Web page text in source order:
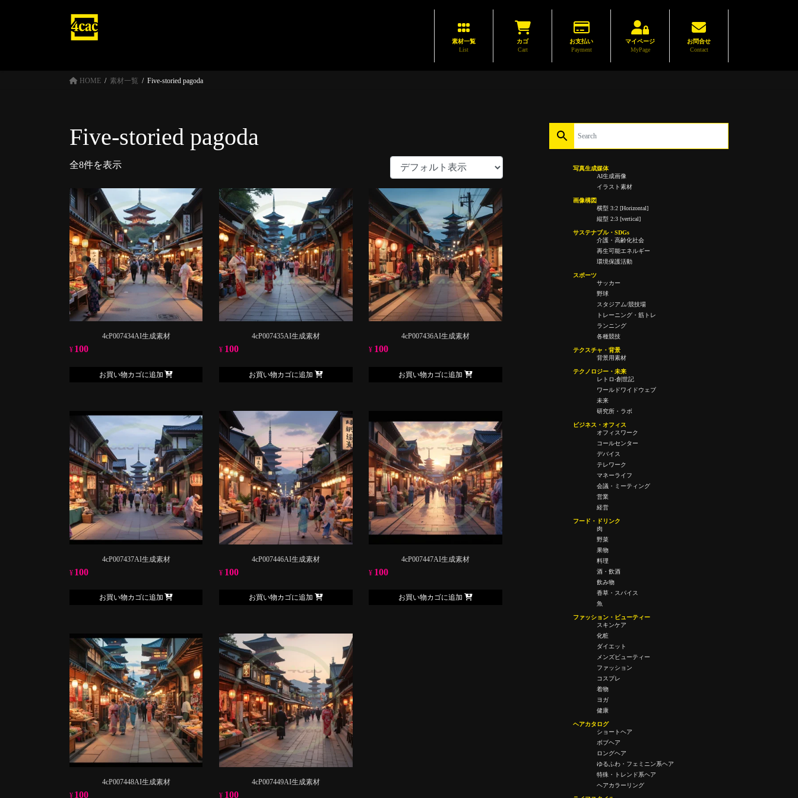
素材一覧
List
カゴ
Cart
お支払い
Payment
マイページ
MyPage
お問合せ
Contact
HOME 素材一覧 Five-storied pagoda
Five-storied pagoda
全8件を表示
4cP007434AI生成素材
¥ 100
お買い物カゴに追加
4cP007435AI生成素材
¥ 100
お買い物カゴに追加
4cP007436AI生成素材
¥ 100
お買い物カゴに追加
4cP007437AI生成素材
¥ 100
お買い物カゴに追加
4cP007446AI生成素材
¥ 100
お買い物カゴに追加
4cP007447AI生成素材
¥ 100
お買い物カゴに追加
4cP007448AI生成素材
¥ 100
4cP007449AI生成素材
¥ 100
写真生成媒体
AI生成画像
イラスト素材
画像構図
横型 3:2 [Horizontal]
縦型 2:3 [vertical]
サステナブル・SDGs
介護・高齢化社会
再生可能エネルギー
環境保護活動
スポーツ
サッカー
野球
スタジアム/競技場
トレーニング・筋トレ
ランニング
各種競技
テクスチャ・背景
背景用素材
テクノロジー・未来
レトロ-創世記
ワールドワイドウェブ
未来
研究所・ラボ
ビジネス・オフィス
オフィスワーク
コールセンター
デバイス
テレワーク
マネーライフ
会議・ミーティング
営業
経営
フード・ドリンク
肉
野菜
果物
料理
酒・飲酒
飲み物
香草・スパイス
魚
ファッション・ビューティー
スキンケア
化粧
ダイエット
メンズビューティー
ファッション
コスプレ
着物
ヨガ
健康
ヘアカタログ
ショートヘア
ボブヘア
ロングヘア
ゆるふわ・フェミニン系ヘア
特殊・トレンド系ヘア
ヘアカラーリング